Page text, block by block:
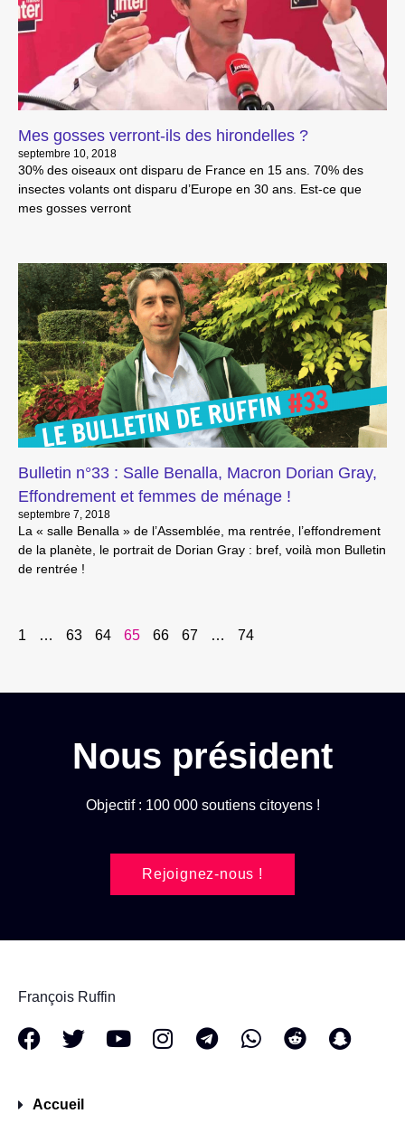
Mes gosses verront-ils des hirondelles ?
septembre 10, 2018
30% des oiseaux ont disparu de France en 15 ans. 70% des
insectes volants ont disparu d’Europe en 30 ans. Est-ce que
mes gosses verront
Bulletin n°33 : Salle Benalla, Macron Dorian Gray,
Effondrement et femmes de ménage !
septembre 7, 2018
La « salle Benalla » de l’Assemblée, ma rentrée, l’effondrement
de la planète, le portrait de Dorian Gray : bref, voilà mon Bulletin
de rentrée !
1 … 63 64 65 66 67 … 74
Nous président
Objectif : 100 000 soutiens citoyens !
Rejoignez-nous !
François Ruffin
Accueil